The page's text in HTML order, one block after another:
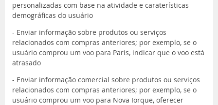
personalizadas com base na atividade e caraterísticas
demográficas do usuário
- Enviar informação sobre produtos ou serviços
relacionados com compras anteriores; por exemplo, se o
usuário comprou um voo para Paris, indicar que o voo está
atrasado
- Enviar informação comercial sobre produtos ou serviços
relacionados com compras anteriores; por exemplo, se o
usuário comprou um voo para Nova Iorque, oferecer